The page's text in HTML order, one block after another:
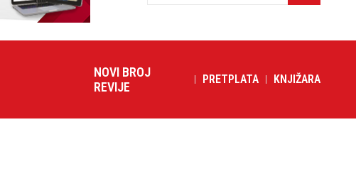
NOVI BROJ
REVIJE
PRETPLATA KNJIŽARA